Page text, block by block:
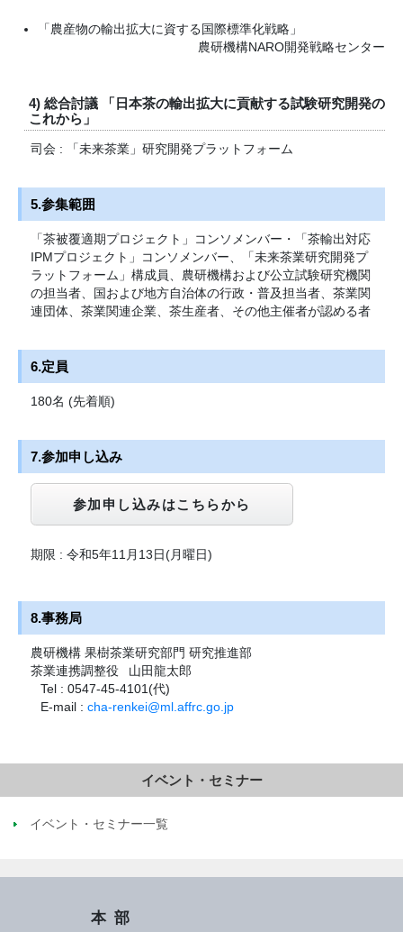
「農産物の輸出拡大に資する国際標準化戦略」
農研機構NARO開発戦略センター
4) 総合討議 「日本茶の輸出拡大に貢献する試験研究開発の
これから」
司会 : 「未来茶業」研究開発プラットフォーム
5.参集範囲
「茶被覆適期プロジェクト」コンソメンバー・「茶輸出対応
IPMプロジェクト」コンソメンバー、「未来茶業研究開発プ
ラットフォーム」構成員、農研機構および公立試験研究機関
の担当者、国および地方自治体の行政・普及担当者、茶業関
連団体、茶業関連企業、茶生産者、その他主催者が認める者
6.定員
180名 (先着順)
7.参加申し込み
参加申し込みはこちらから
期限 : 令和5年11月13日(月曜日)
8.事務局
農研機構 果樹茶業研究部門 研究推進部
茶業連携調整役
山田龍太郎
Tel : 0547-45-4101(代)
E-mail :cha-renkei@ml.affrc.go.jp
イベント・セミナー
イベント・セミナー一覧
本部